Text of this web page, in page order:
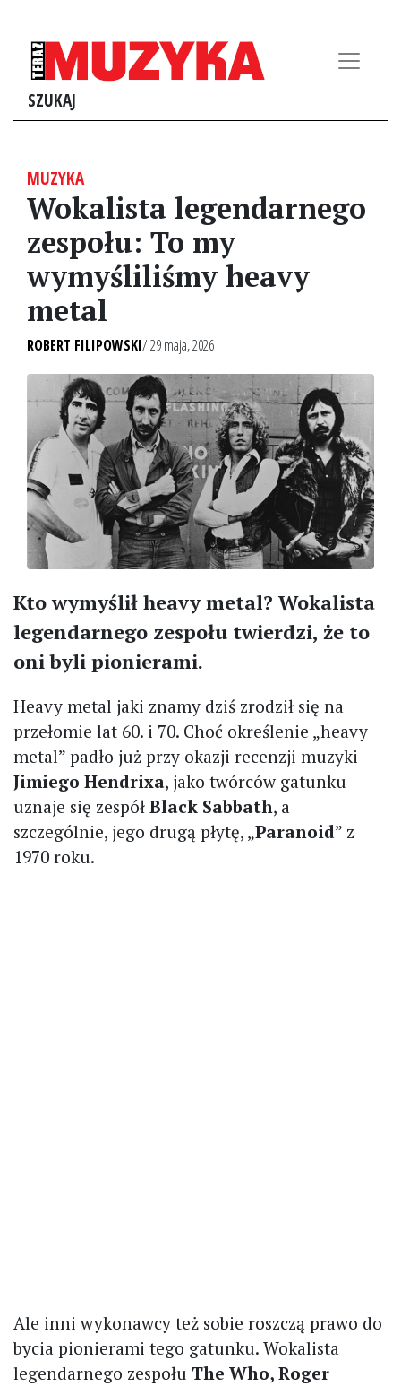
SZUKAJ
MUZYKA
Wokalista legendarnego
zespołu: To my
wymyśliliśmy heavy
metal
ROBERT FILIPOWSKI/ 29 maja, 2026
Kto wymyślił heavy metal? Wokalista
legendarnego zespołu twierdzi, że to
oni byli pionierami.
Heavy metal jaki znamy dziś zrodził się na
przełomie lat 60. i 70. Choć określenie „heavy
metal” padło już przy okazji recenzji muzyki
Jimiego Hendrixa, jako twórców gatunku
uznaje się zespół Black Sabbath, a
szczególnie, jego drugą płytę, „Paranoid” z
1970 roku.
Ale inni wykonawcy też sobie roszczą prawo do
bycia pionierami tego gatunku. Wokalista
legendarnego zespołu The Who, Roger